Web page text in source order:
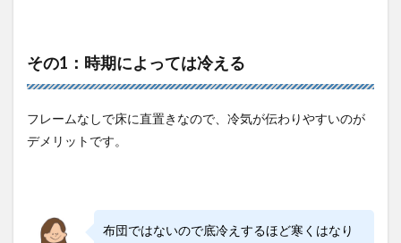
その1：時期によっては冷える
フレームなしで床に直置きなので、冷気が伝わりやすいのが
デメリットです。
布団ではないので底冷えするほど寒くはなり